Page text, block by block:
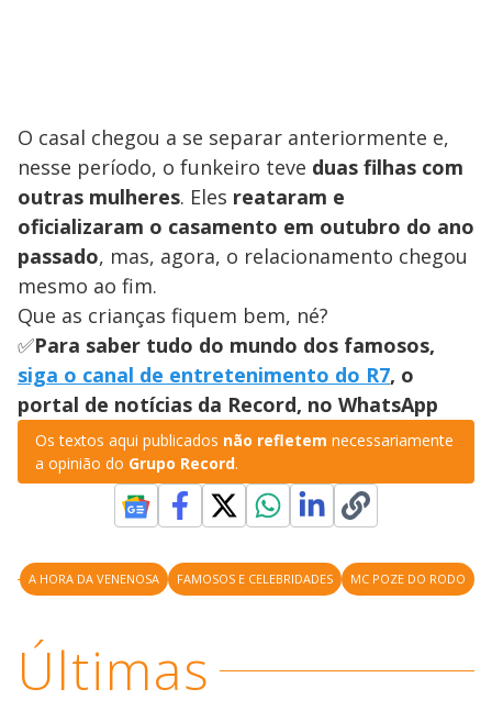
O casal chegou a se separar anteriormente e,
nesse período, o funkeiro teve duas filhas com
outras mulheres. Eles reataram e
oficializaram o casamento em outubro do ano
passado, mas, agora, o relacionamento chegou
mesmo ao fim.
Que as crianças fiquem bem, né?
✅Para saber tudo do mundo dos famosos,
siga o canal de entretenimento do R7, o
portal de notícias da Record, no WhatsApp
Os textos aqui publicados não refletem necessariamente
a opinião do Grupo Record.
A HORA DA VENENOSA FAMOSOS E CELEBRIDADES MC POZE DO RODO
Últimas